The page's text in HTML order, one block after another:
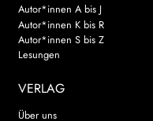
Autor*innen A bis J
Autor*innen K bis R
Autor*innen S bis Z
Lesungen
VERLAG
Über uns